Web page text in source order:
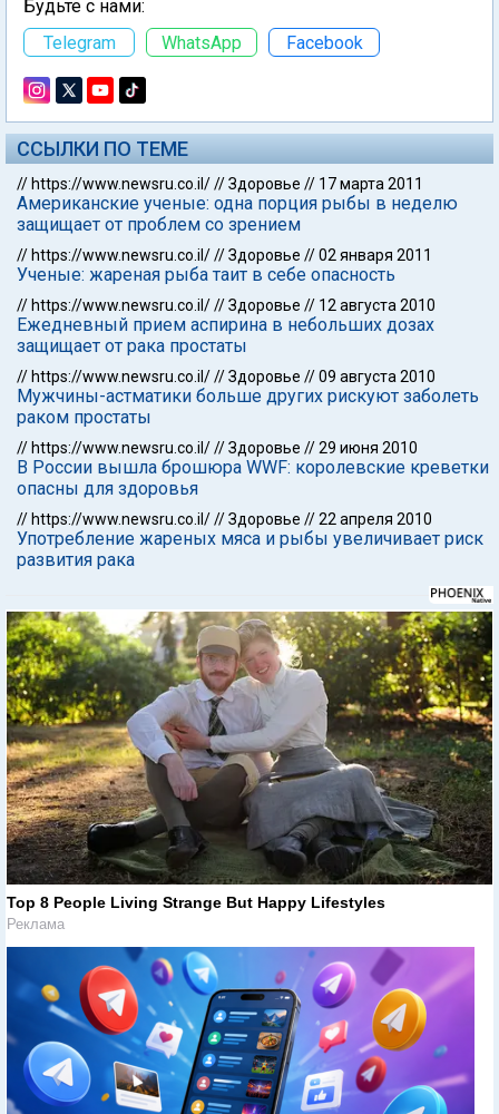
Будьте с нами:
Telegram
WhatsApp Facebook
ССЫЛКИ ПО ТЕМЕ
// https://www.newsru.co.il///Здоровье // 17 марта 2011
Американские ученые: одна порция рыбы в неделю
защищает от проблем со зрением
// https://www.newsru.co.il///Здоровье //02 января 2011
Ученые: жареная рыба таит в себе опасность
// https://www.newsru.co.il///Здоровье // 12 августа 2010
Ежедневный прием аспирина в небольших дозах
защищает от рака простаты
// https://www.newsru.co.il///Здоровье //09 августа 2010
Мужчины-астматики больше других рискуют заболеть
раком простаты
// https://www.newsru.co.il///Здоровье //29 июня 2010
В России вышла брошюра WWF: королевские креветки
опасны для здоровья
// https://www.newsru.co.il///Здоровье //22 апреля 2010
Употребление жареных мяса и рыбы увеличивает риск
развития рака
Top 8 People Living Strange But Happy Lifestyles
Реклама